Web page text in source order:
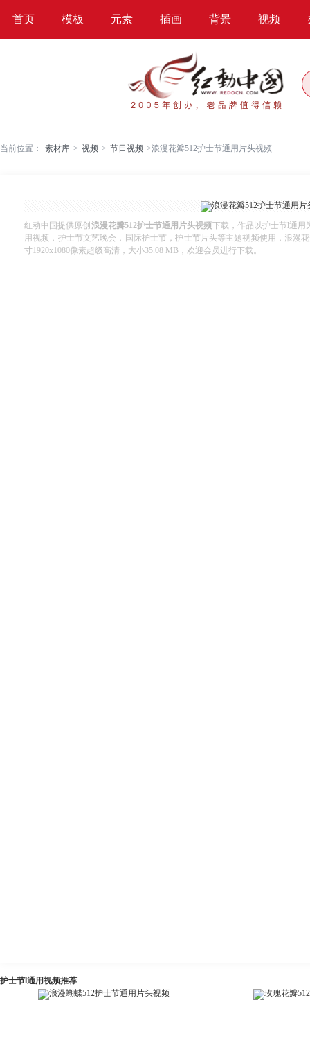
首页 模板 元素 插画 背景 视频
当前位置： 素材库 > 视频 > 节日视频 >浪漫花瓣512护士节通用片头视频
红动中国提供原创 浪漫花瓣512护士节通用片头视频下载，作品以护士节l通用
用视频，护士节文艺晚会，国际护士节，护士节片头等主题视频使用，浪漫
寸1920x1080像素超级高清，大小35.08 MB，欢迎会员进行下载。
护士节l通用视频推荐